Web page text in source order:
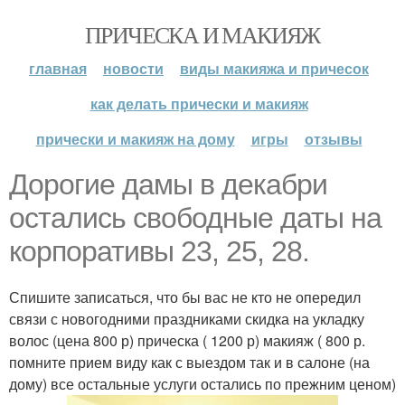
ПРИЧЕСКА И МАКИЯЖ
главная новости
виды макияжа и причесок
как делать прически и макияж
прически и макияж на дому
игры отзывы
Дорогие дамы в декабри
остались свободные даты на
корпоративы 23, 25, 28.
Спишите записаться, что бы вас не кто не опередил
связи с новогодними праздниками скидка на укладку
волос (цена 800 р) прическа ( 1200 р) макияж ( 800 р.
помните прием виду как с выездом так и в салоне (на
дому) все остальные услуги остались по прежним ценом)